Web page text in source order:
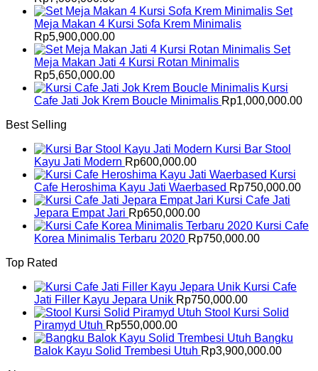
Set
Meja Makan 4 Kursi Sofa Krem Minimalis
Rp5,900,000.00
Set
Meja Makan Jati 4 Kursi Rotan Minimalis
Rp5,650,000.00
Kursi
Cafe Jati Jok Krem Boucle Minimalis Rp1,000,000.00
Best Selling
Kursi Bar Stool
Kayu Jati Modern Rp600,000.00
Kursi
Cafe Heroshima Kayu Jati Waerbased Rp750,000.00
Kursi Cafe Jati
Jepara Empat Jari Rp650,000.00
Kursi Cafe
Korea Minimalis Terbaru 2020 Rp750,000.00
Top Rated
Kursi Cafe
Jati Filler Kayu Jepara Unik Rp750,000.00
Stool Kursi Solid
Piramyd Utuh Rp550,000.00
Bangku
Balok Kayu Solid Trembesi Utuh Rp3,900,000.00